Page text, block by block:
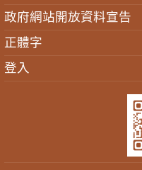
政府網站開放資料宣告
正體字
登入